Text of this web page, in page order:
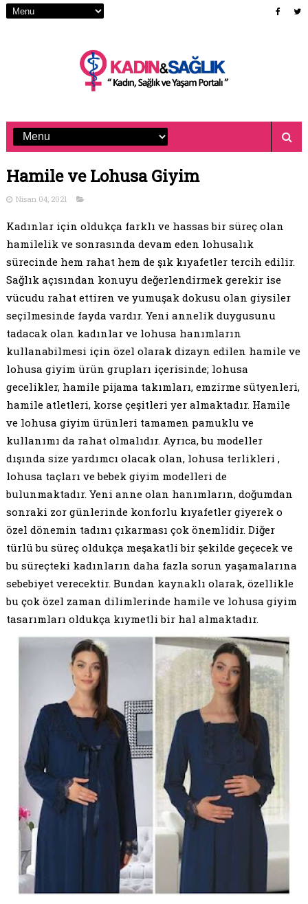
Hamile ve Lohusa Giyim
Nisan 04, 2021
Kadınlar için oldukça farklı ve hassas bir süreç olan
hamilelik ve sonrasında devam eden lohusalık
sürecinde hem rahat hem de şık kıyafetler tercih edilir.
Sağlık açısından konuyu değerlendirmek gerekir ise
vücudu rahat ettiren ve yumuşak dokusu olan giysiler
seçilmesinde fayda vardır. Yeni annelik duygusunu
tadacak olan kadınlar ve lohusa hanımların
kullanabilmesi için özel olarak dizayn edilen hamile ve
lohusa giyim ürün grupları içerisinde; lohusa
gecelikler, hamile pijama takımları, emzirme sütyenleri,
hamile atletleri, korse çeşitleri yer almaktadır. Hamile
ve lohusa giyim ürünleri tamamen pamuklu ve
kullanımı da rahat olmalıdır. Ayrıca, bu modeller
dışında size yardımcı olacak olan, lohusa terlikleri ,
lohusa taçları ve bebek giyim modelleri de
bulunmaktadır. Yeni anne olan hanımların, doğumdan
sonraki zor günlerinde konforlu kıyafetler giyerek o
özel dönemin tadını çıkarması çok önemlidir. Diğer
türlü bu süreç oldukça meşakatli bir şekilde geçecek ve
bu süreçteki kadınların daha fazla sorun yaşamalarına
sebebiyet verecektir. Bundan kaynaklı olarak, özellikle
bu çok özel zaman dilimlerinde hamile ve lohusa giyim
tasarımları oldukça kıymetli bir hal almaktadır.